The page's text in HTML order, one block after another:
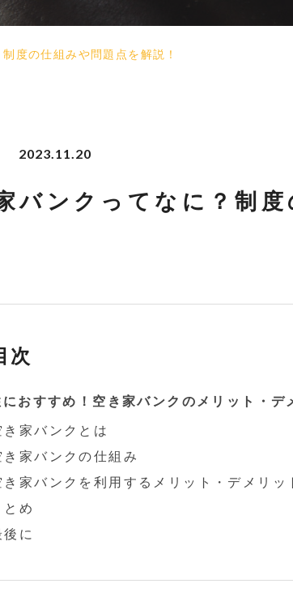
度の仕組みや問題点を解説！
2023.11.20
バンクってなに？制度
次
におすすめ！空き家バンクのメリット・デ
き家バンクとは
き家バンクの仕組み
き家バンクを利用するメリット・デメリッ
とめ
後に